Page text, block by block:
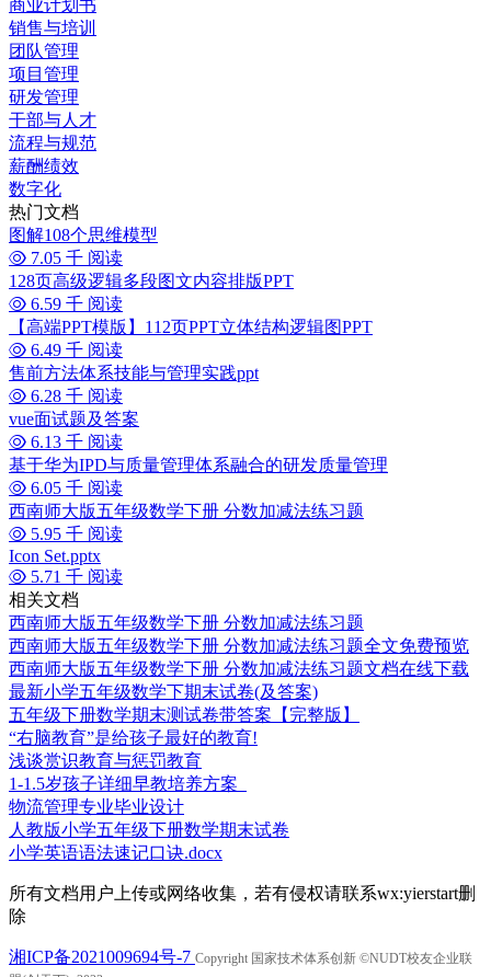
商业计划书
销售与培训
团队管理
项目管理
研发管理
干部与人才
流程与规范
薪酬绩效
数字化
热门文档
图解108个思维模型
7.05 千 阅读
128页高级逻辑多段图文内容排版PPT
6.59 千 阅读
【高端PPT模版】112页PPT立体结构逻辑图PPT
6.49 千 阅读
售前方法体系技能与管理实践ppt
6.28 千 阅读
vue面试题及答案
6.13 千 阅读
基于华为IPD与质量管理体系融合的研发质量管理
6.05 千 阅读
西南师大版五年级数学下册 分数加减法练习题
5.95 千 阅读
Icon Set.pptx
5.71 千 阅读
相关文档
西南师大版五年级数学下册 分数加减法练习题
西南师大版五年级数学下册 分数加减法练习题全文免费预览
西南师大版五年级数学下册 分数加减法练习题文档在线下载
最新小学五年级数学下期末试卷(及答案)
五年级下册数学期末测试卷带答案【完整版】
“右脑教育”是给孩子最好的教育!
浅谈赏识教育与惩罚教育
1-1.5岁孩子详细早教培养方案
物流管理专业毕业设计
人教版小学五年级下册数学期末试卷
小学英语语法速记口诀.docx
所有文档用户上传或网络收集，若有侵权请联系wx:yierstart删
除
湘ICP备2021009694号-7 Copyright 国家技术体系创新 ©NUDT校友企业联